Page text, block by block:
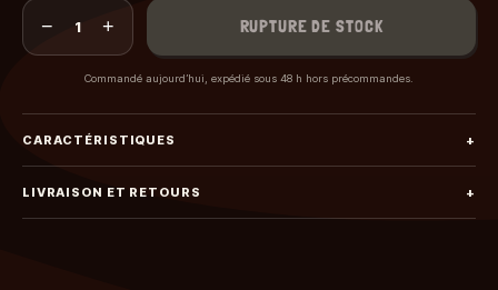
− 1 + RUPTURE DE STOCK
Commandé aujourd’hui, expédié sous 48 h hors précommandes.
CARACTÉRISTIQUES +
LIVRAISON ET RETOURS +